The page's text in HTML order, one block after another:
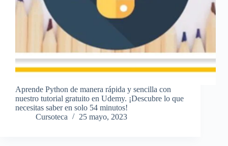
Aprende Python de manera rápida y sencilla con
nuestro tutorial gratuito en Udemy. ¡Descubre lo que
necesitas saber en solo 54 minutos!
Cursoteca
25 mayo, 2023